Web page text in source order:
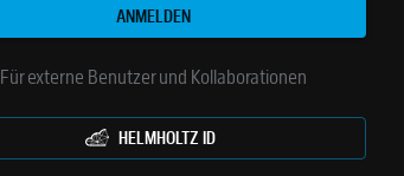
ANMELDEN
Für externe Benutzer und Kollaborationen
HELMHOLTZ ID